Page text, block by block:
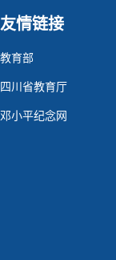
友情链接
教育部
四川省教育厅
邓小平纪念网